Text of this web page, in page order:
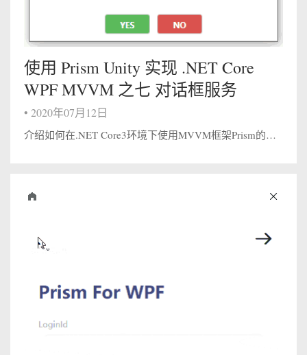
使用 Prism Unity 实现 .NET Core
WPF MVVM 之七 对话框服务
• 2020年07月12日
介绍如何在.NET Core3环境下使用MVVM框架Prism的对话框服务，这也是prism系列的最后一篇完结文章。 一.对话框服务在Prism中，通过一个IDialogAware接口来实现对话框服务： 12345678public ...